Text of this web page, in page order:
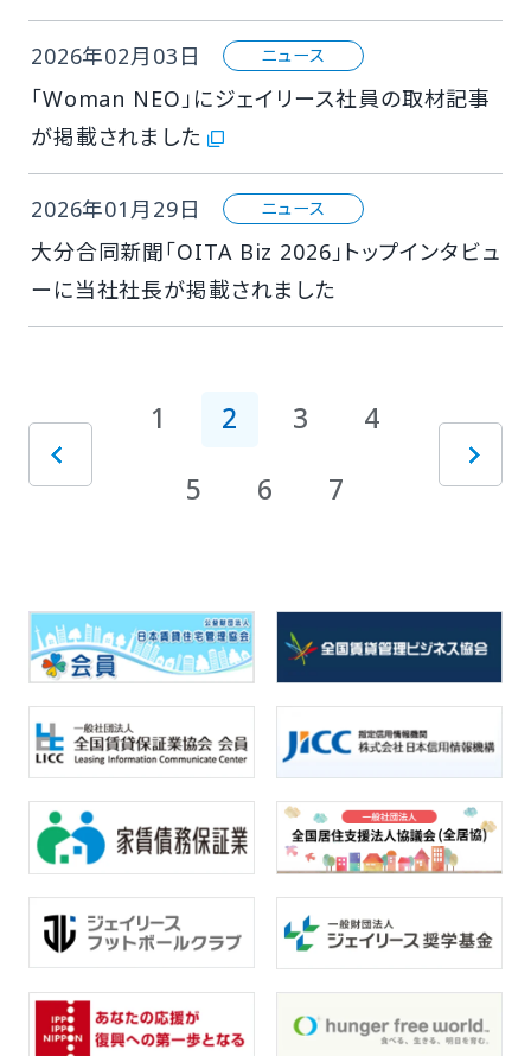
2026年02月03日 ニュース
「Woman NEO」にジェイリース社員の取材記事
が掲載されました
2026年01月29日 ニュース
大分合同新聞「OITA Biz 2026」トップインタビュ
ーに当社社長が掲載されました
1 2 3
4
5
6 7